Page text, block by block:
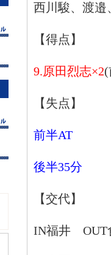
西川駿、渡邉
【得点】
9.原田烈志×2(
【失点】
前半AT
後半35分
【交代】
IN福井 OUT